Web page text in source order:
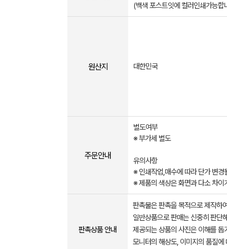
(백색 포스트잇에 컬러인쇄가능합
원산지 대한민국
주문안내
별도여부
※ 부가세 별도
유의사항
※ 인쇄작업,매수에 따라 단가 변경
※ 제품의 색상은 화면과 다소 차이
판촉상품 안내
판촉물은 판촉을 목적으로 제작하
일반상품으로 판매는 신중히 판단
제공되는 상품의 사진은 이해를
모니터의 해상도, 이미지의 품질